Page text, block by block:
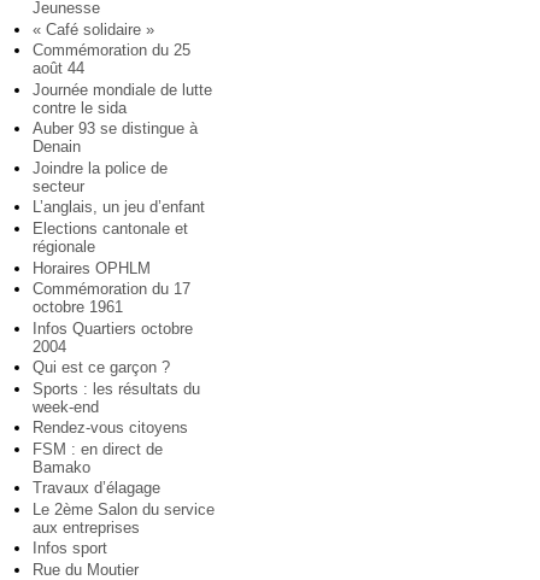
Jeunesse
« Café solidaire »
Commémoration du 25
août 44
Journée mondiale de lutte
contre le sida
Auber 93 se distingue à
Denain
Joindre la police de
secteur
L’anglais, un jeu d’enfant
Elections cantonale et
régionale
Horaires OPHLM
Commémoration du 17
octobre 1961
Infos Quartiers octobre
2004
Qui est ce garçon ?
Sports : les résultats du
week-end
Rendez-vous citoyens
FSM : en direct de
Bamako
Travaux d’élagage
Le 2ème Salon du service
aux entreprises
Infos sport
Rue du Moutier